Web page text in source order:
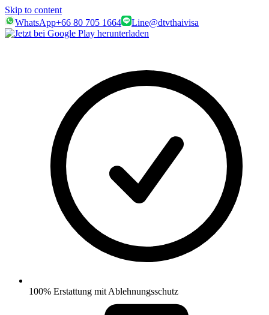
Skip to content
WhatsApp+66 80 705 1664 Line@dtvthaivisa
100% Erstattung mit Ablehnungsschutz